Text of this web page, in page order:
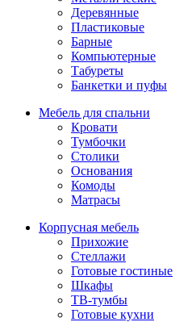
Деревянные
Пластиковые
Барные
Компьютерные
Табуреты
Банкетки и пуфы
Мебель для спальни
Кровати
Тумбочки
Столики
Основания
Комоды
Матрасы
Корпусная мебель
Прихожие
Стеллажи
Готовые гостиные
Шкафы
ТВ-тумбы
Готовые кухни